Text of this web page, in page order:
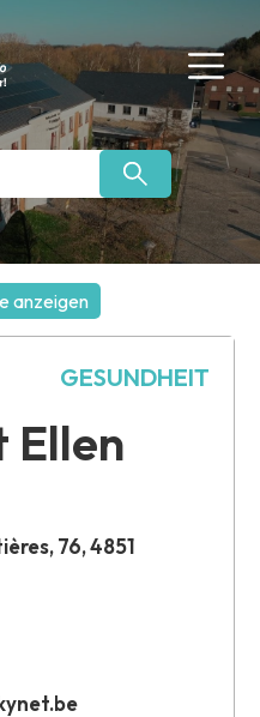
anzeigen
Ellen
76, 4851
GESUNDHEIT